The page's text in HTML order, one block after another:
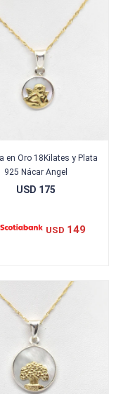
en Oro 18Kilates y Plata
925 Nácar Angel
USD 175
USD 149